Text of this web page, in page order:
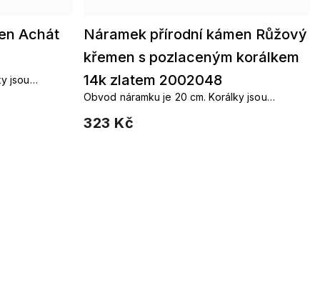
Achát
Náramek přírodní kámen Růžový
křemen s pozlaceným korálkem
14k zlatem 2002048
323 Kč
Obvod náramku je 20 cm. Korálky jsou
přizpůsobí velikosti Vašeho zápěstí).